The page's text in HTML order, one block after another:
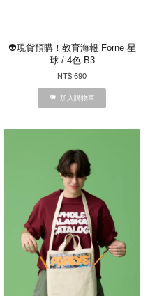
👽現貨預購！教育海報 Forne 星
球 / 4色 B3
NT$ 690
加入購物車